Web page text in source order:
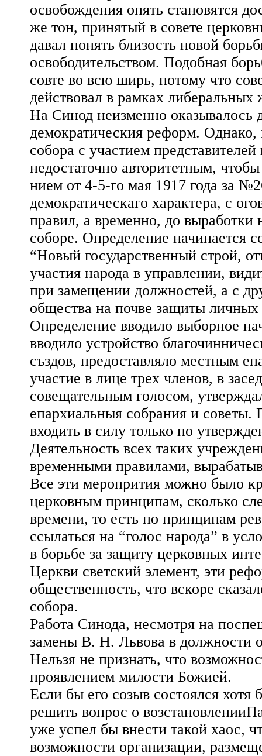
освобождения опять становятся
же тон, принятый в совете
давал понять близость новой
освободительством. Подобная
совте во всю ширь, потому что
действовал в рамках либеральных
На Синод неизменно оказывалось
демократическия реформ.
собора с участием
недостаточно авторитетным,
нием от 4-5-го мая 1917 года за
демократическаго характера, с
правил, а временно, до
соборе. Определение начинается
“Новый государственный строй,
участия народа в управлении,
при замещении должностей, а с
общества на почве защиты
Определение вводило выборное
вводило устройство
създов, предоставляло местным
участие в лице трех членов, в
совещательным голосом,
епархиальныя собрания и советы.
входить в силу только по
Деятельность всех таких
временными правилами,
Все эти меропрития можно было
церковным принципам, сколько
времени, то есть по принципам
ссылаться на “голос народа” в
в борьбе за защиту церковных
Церкви светский элемент, эти
общественность, что вскоре
собора.
Работа Синода, несмотря на
замены В. Н. Львова в должности
Нельзя не признать, что
проявлением милости Божией.
Если бы его созыв состоялся
решить вопрос о
уже успел бы внести такой хаос,
возможности организации,